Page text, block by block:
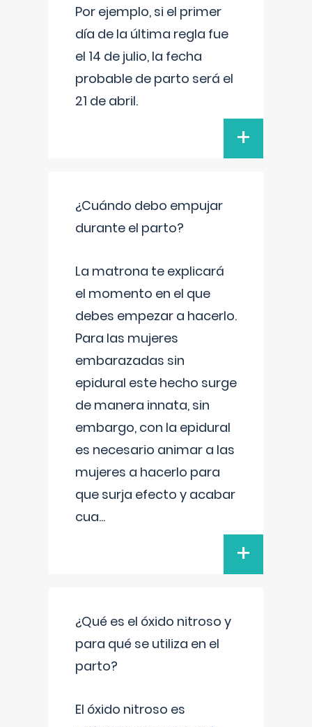
Por ejemplo, si el primer
día de la última regla fue
el 14 de julio, la fecha
probable de parto será el
21 de abril.
+
¿Cuándo debo empujar
durante el parto?
La matrona te explicará
el momento en el que
debes empezar a hacerlo.
Para las mujeres
embarazadas sin
epidural este hecho surge
de manera innata, sin
embargo, con la epidural
es necesario animar a las
mujeres a hacerlo para
que surja efecto y acabar
cua...
+
¿Qué es el óxido nitroso y
para qué se utiliza en el
parto?
El óxido nitroso es